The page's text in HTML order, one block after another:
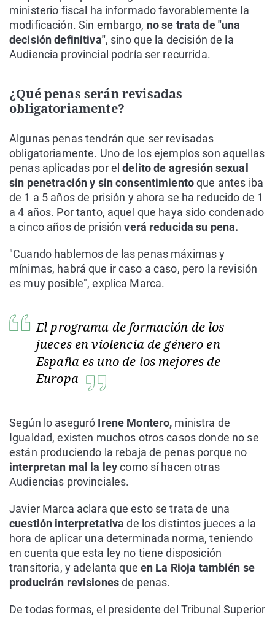
ministerio fiscal ha informado favorablemente la
modificación. Sin embargo, no se trata de "una
decisión definitiva", sino que la decisión de la
Audiencia provincial podría ser recurrida.
¿Qué penas serán revisadas
obligatoriamente?
Algunas penas tendrán que ser revisadas
obligatoriamente. Uno de los ejemplos son aquellas
penas aplicadas por el delito de agresión sexual
sin penetración y sin consentimientoque antes iba
de 1 a 5 años de prisión y ahora se ha reducido de 1
a 4 años. Por tanto, aquel que haya sido condenado
a cinco años de prisiónverá reducida su pena.
"Cuando hablemos de las penas máximas y
mínimas, habrá que ir caso a caso, pero la revisión
es muy posible", explica Marca.
El programa de formación de los
jueces en violencia de género en
España es uno de los mejores de
Europa
Según lo aseguró Irene Montero, ministra de
Igualdad, existen muchos otros casos donde no se
están produciendo la rebaja de penas porque no
interpretan mal la leycomo sí hacen otras
Audiencias provinciales.
Javier Marca aclara que esto se trata de una
cuestión interpretativade los distintos jueces a la
hora de aplicar una determinada norma, teniendo
en cuenta que esta ley no tiene disposición
transitoria, y adelanta que en La Rioja también se
producirán revisionesde penas.
De todas formas, el presidente del Tribunal Superior